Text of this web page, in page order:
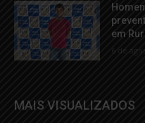
em
6 de
MAIS VISUALIZADOS